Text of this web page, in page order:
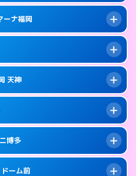
ページを見る →
ページを見る →
り派遣できません。
中洲12-18
ページを見る →
吉3-14-27
ページを見る →
ーナ福岡
ーにつきホテルの入り口で
ページを見る →
接お部屋まで伺います。
吉3-14-14
ページを見る →
天神
ーにつきホテルの入り口で
接お部屋まで伺います。
博多
ーム前